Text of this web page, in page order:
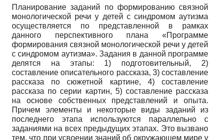
Планирование заданий по формированию связной
монологической речи у детей с синдромом аутизма
осуществляется по представленной в рамках
данного перспективного плана «Программе
формирования связной монологической речи у детей
с синдромом аутизма». Задания в данной программе
делятся на этапы: 1) подготовительный, 2)
составление описательного рассказа, 3) составление
рассказа по сюжетной картине, 4) составление
рассказа по серии картин, 5) составление рассказа
на основе собственных представлений и опыта.
Причем элементы и некоторые виды заданий из
последнего этапа используются параллельно с
заданиями на всех предыдущих этапах. Это вызвано
тем, что при усвоении знаний об окружающем мире у